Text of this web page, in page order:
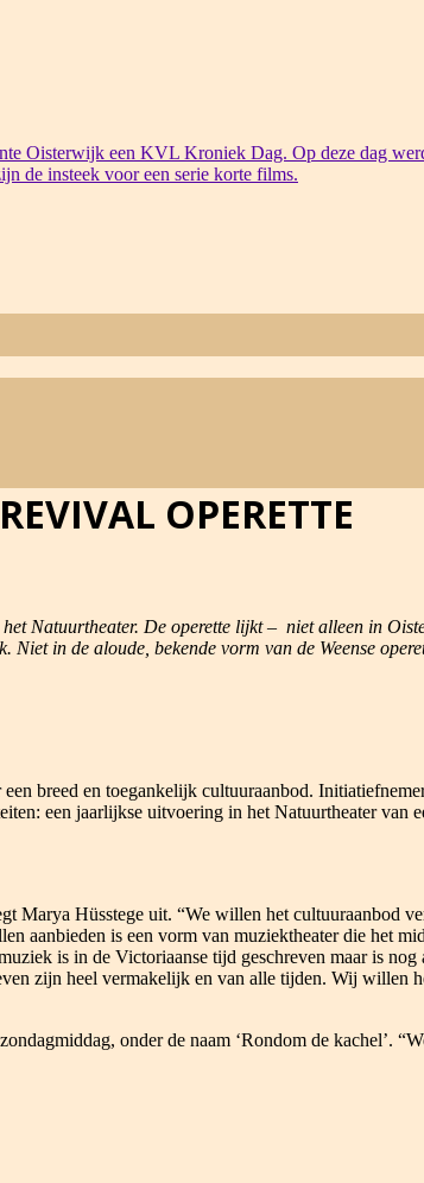
Oisterwijk een KVL Kroniek Dag. Op deze dag
de insteek voor een serie korte films.
OPERETTE
Natuurtheater. De operette lijkt – niet alleen in
in de aloude, bekende vorm van de Weense
breed en toegankelijk cultuuraanbod.
een jaarlijkse uitvoering in het Natuurtheater van
Marya Hüsstege uit. “We willen het cultuuraanbod
is een vorm van muziektheater die het
is in de Victoriaanse tijd geschreven maar is
zijn heel vermakelijk en van alle tijden. Wij willen
onder de naam ‘Rondom de kachel’.